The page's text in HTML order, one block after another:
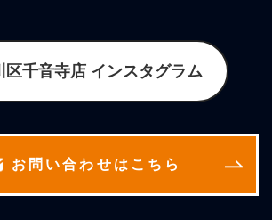
区千音寺店 インスタグラム
お問い合わせはこちら